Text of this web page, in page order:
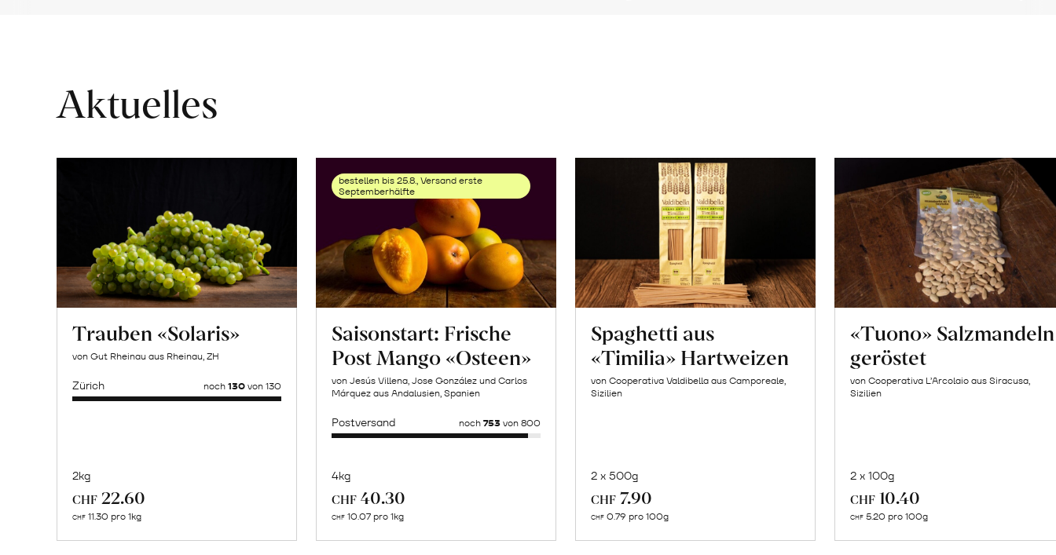
Aktuelles
Trauben «Solaris»
von Gut Rheinau aus Rheinau, ZH
Zürich noch 130von 130
2kg
CHF 22.60
CHF 11.30 pro 1kg
Naturbelassene
bestellen bis 25.8., Versand erste
Septemberhälfte
Saisonstart: Frische
Post Mango «Osteen»
von Jesús Villena, Jose González und Carlos
Márquez aus Andalusien, Spanien
Postversand noch 753von 800
4kg
CHF 40.30
CHF 10.07 pro 1kg
Naturbelassene
Spaghetti aus
«Timilia» Hartweizen
von Cooperativa Valdibella aus Camporeale,
Sizilien
2 x 500g
CHF 7.90
CHF 0.79 pro 100g
«Tuono» Salzmandeln
geröstet
von Cooperativa L’Arcolaio aus Siracusa,
Sizilien
2 x 100g
CHF 10.40
CHF 5.20 pro 100g